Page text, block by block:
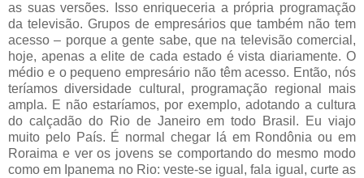
as suas versões. Isso enriqueceria a própria programação
da televisão. Grupos de empresários que também não tem
acesso – porque a gente sabe, que na televisão comercial,
hoje, apenas a elite de cada estado é vista diariamente. O
médio e o pequeno empresário não têm acesso. Então, nós
teríamos diversidade cultural, programação regional mais
ampla. E não estaríamos, por exemplo, adotando a cultura
do calçadão do Rio de Janeiro em todo Brasil. Eu viajo
muito pelo País. É normal chegar lá em Rondônia ou em
Roraima e ver os jovens se comportando do mesmo modo
como em Ipanema no Rio: veste-se igual, fala igual, curte as